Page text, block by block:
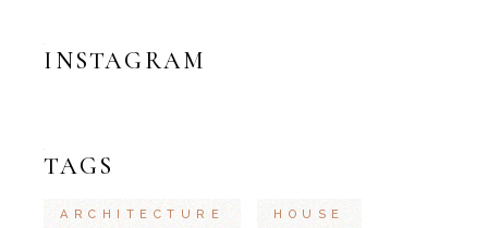
INSTAGRAM
TAGS
ARCHITECTURE HOUSE